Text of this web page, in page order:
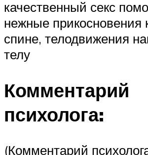
качественный секс
нежные прикосновения
спине, телодвижения
телу
Комментарий
психолога:
(Комментарий